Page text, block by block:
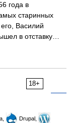
года в
старинных
Василий
в отставку…
18+
Drupal,